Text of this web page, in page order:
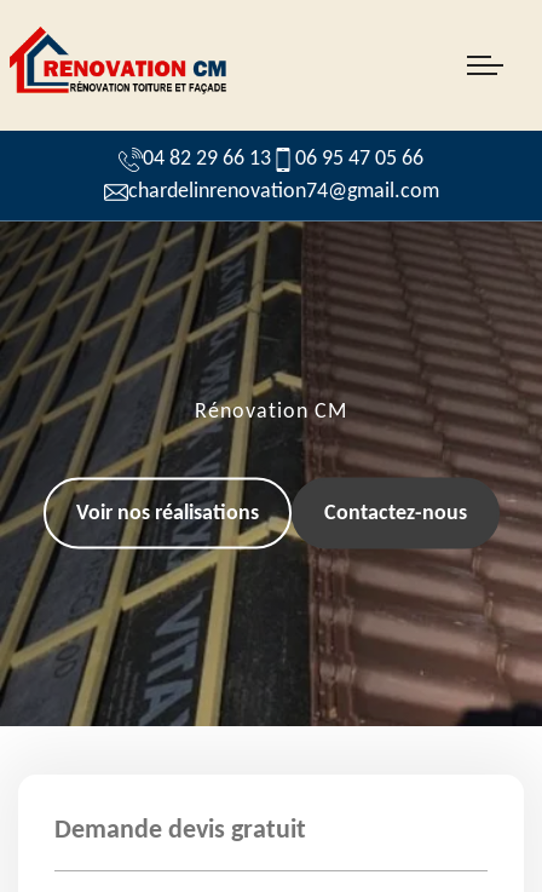
04 82 29 66 13
06 95 47 05 66
chardelinrenovation74@gmail.com
Rénovation CM
Voir nos réalisations Contactez-nous
Demande devis gratuit